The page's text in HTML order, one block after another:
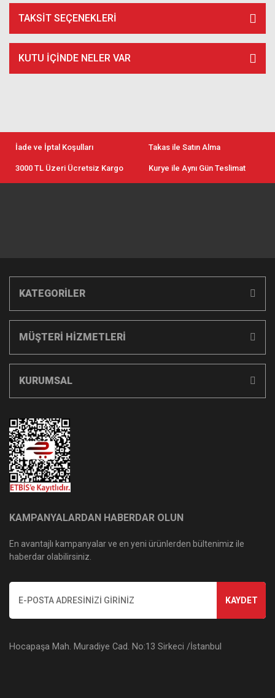
TAKSIT SEÇENEKLERI
KUTU İÇİNDE NELER VAR
İade ve İptal Koşulları Takas ile Satın Alma
3000 TL Üzeri Ücretsiz Kargo Kurye ile Aynı Gün Teslimat
KATEGORİLER
MÜŞTERİ HİZMETLERİ
KURUMSAL
KAMPANYALARDAN HABERDAR OLUN
En avantajlı kampanyalar ve en yeni ürünlerden bültenimiz ile
haberdar olabilirsiniz.
KAYDET
Hocapaşa Mah. Muradiye Cad. No:13 Sirkeci /İstanbul